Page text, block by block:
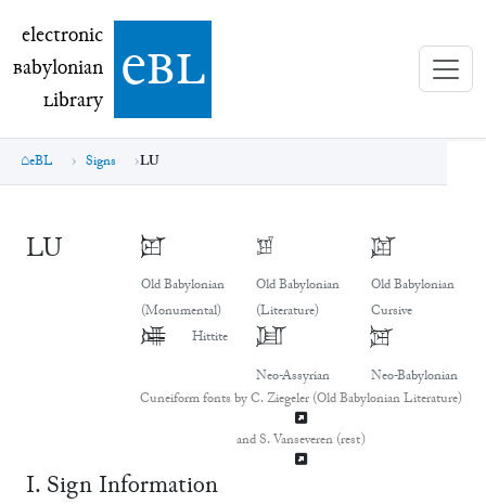
electronic Babylonian Library (eBL)
electronic
Babylonian
Library ebl
eBL Signs LU
LU 𒇻
Old Babylonian
(Monumental)
𒇻
Old Babylonian
(Literature)
𒇻
Old Babylonian
Cursive
𒇻 Hittite 𒇻
Neo-Assyrian
𒇻
Neo-Babylonian
Cuneiform fonts by C. Ziegeler (Old Babylonian Literature)
and S. Vanseveren (rest)
Ⅰ. Sign Information